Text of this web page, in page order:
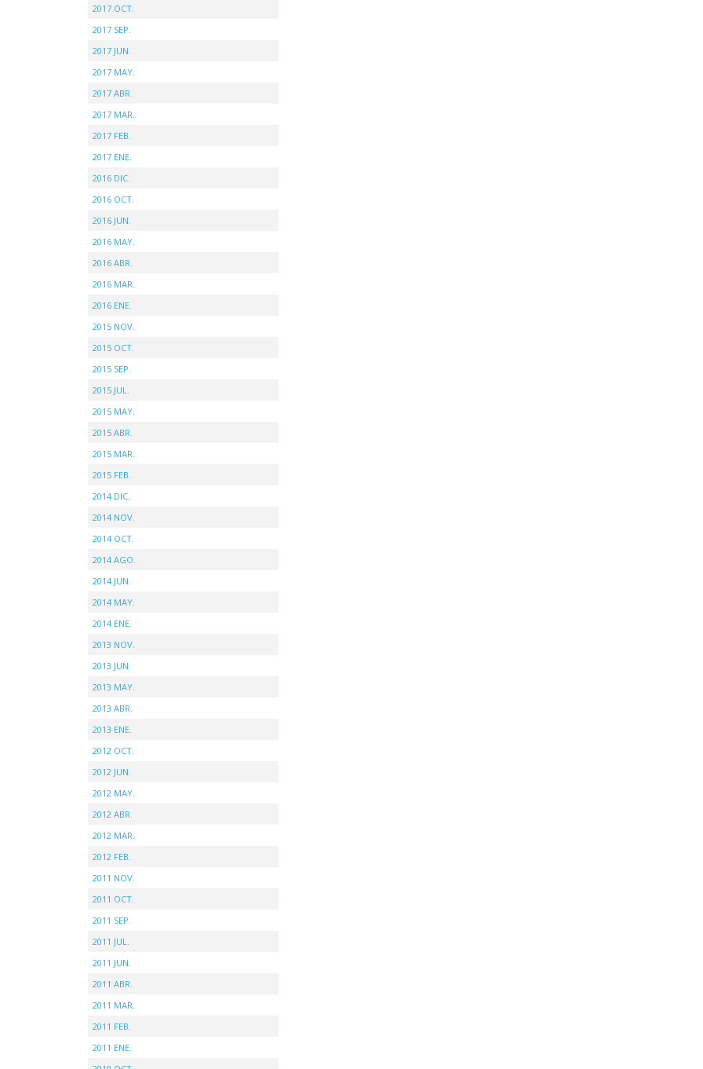
2017 OCT.
2017 SEP.
2017 JUN.
2017 MAY.
2017 ABR.
2017 MAR.
2017 FEB.
2017 ENE.
2016 DIC.
2016 OCT.
2016 JUN.
2016 MAY.
2016 ABR.
2016 MAR.
2016 ENE.
2015 NOV.
2015 OCT.
2015 SEP.
2015 JUL.
2015 MAY.
2015 ABR.
2015 MAR.
2015 FEB.
2014 DIC.
2014 NOV.
2014 OCT.
2014 AGO.
2014 JUN.
2014 MAY.
2014 ENE.
2013 NOV.
2013 JUN.
2013 MAY.
2013 ABR.
2013 ENE.
2012 OCT.
2012 JUN.
2012 MAY.
2012 ABR.
2012 MAR.
2012 FEB.
2011 NOV.
2011 OCT.
2011 SEP.
2011 JUL.
2011 JUN.
2011 ABR.
2011 MAR.
2011 FEB.
2011 ENE.